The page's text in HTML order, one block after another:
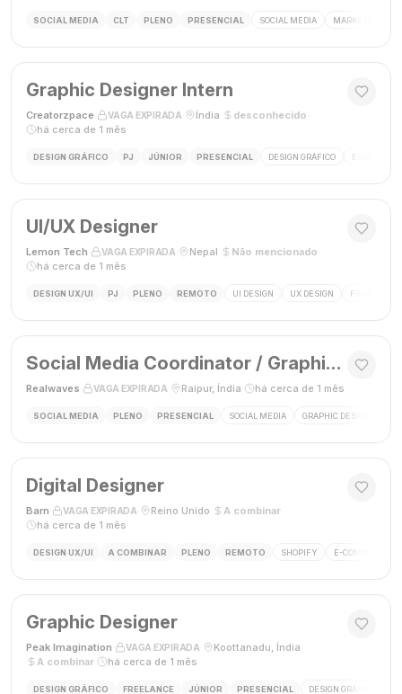
SOCIAL MEDIA CLT PLENO PRESENCIAL SOCIAL MEDIA MARKETING
Graphic Designer Intern
Creatorzpace VAGA EXPIRADA Índia desconhecido
há cerca de 1 mês
DESIGN GRÁFICO PJ JÚNIOR PRESENCIAL DESIGN GRÁFICO ESTÁGIO
UI/UX Designer
Lemon Tech VAGA EXPIRADA Nepal Não mencionado
há cerca de 1 mês
DESIGN UX/UI PJ PLENO REMOTO UI DESIGN UX DESIGN FIGMA
Social Media Coordinator / Graphic Designer
Realwaves VAGA EXPIRADA Raipur, Índia há cerca de 1 mês
SOCIAL MEDIA PLENO PRESENCIAL SOCIAL MEDIA GRAPHIC DESIGN
Digital Designer
Barn VAGA EXPIRADA Reino Unido A combinar·
há cerca de 1 mês
DESIGN UX/UI A COMBINAR PLENO REMOTO SHOPIFY E-COMMERCE
Graphic Designer
Peak Imagination VAGA EXPIRADA Koottanadu, Índia
A combinar
há cerca de 1 mês
DESIGN GRÁFICO FREELANCE JÚNIOR PRESENCIAL DESIGN GRÁFICO